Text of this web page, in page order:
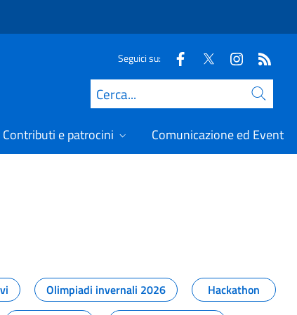
Seguici su:
Cerca
Contributi e patrocini Comunicazione ed Eventi
Olimpiadi invernali 2026
Hackathon